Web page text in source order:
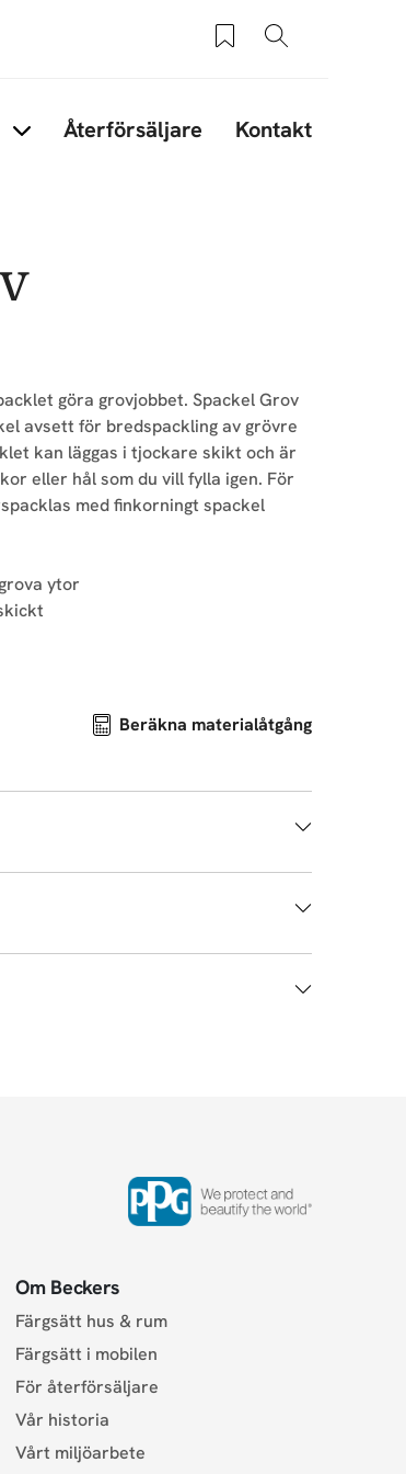
Sparade produkter
Sök
Återförsäljare Kontakt
göra grovjobbet. Spackel Grov
avsett för bredspackling av grövre
kan läggas i tjockare skikt och är
eller hål som du vill fylla igen. För
med finkorningt spackel
ytor
Beräkna materialåtgång
Om Beckers
Färgsätt hus & rum
Färgsätt i mobilen
För återförsäljare
Vår historia
Vårt miljöarbete